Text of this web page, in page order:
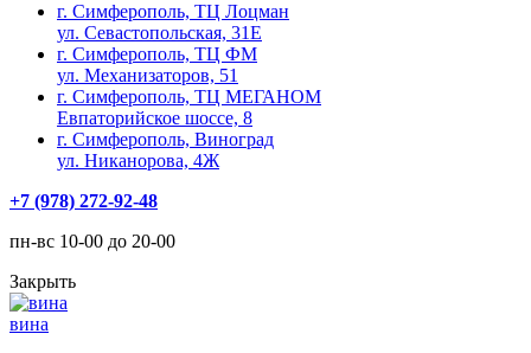
г. Симферополь, ТЦ Лоцман
ул. Севастопольская, 31Е
г. Симферополь, ТЦ ФМ
ул. Механизаторов, 51
г. Симферополь, ТЦ МЕГАНОМ
Евпаторийское шоссе, 8
г. Симферополь, Виноград
ул. Никанорова, 4Ж
+7 (978) 272-92-48
пн-вс 10-00 до 20-00
Закрыть
вина